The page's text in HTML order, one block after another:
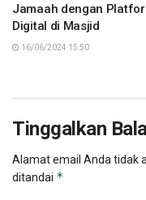
Jamaah dengan
Digital di Masjid
16/06/2024 15:50
Tinggalkan
Alamat email Anda tidak
ditandai *